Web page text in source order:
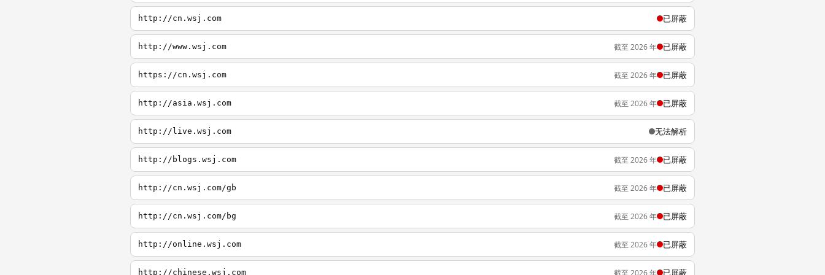
http://cn.wsj.com 已屏蔽
http://www.wsj.com 截至 2026 年 已屏蔽
https://cn.wsj.com 截至 2026 年 已屏蔽
http://asia.wsj.com 截至 2026 年 已屏蔽
http://live.wsj.com 无法解析
http://blogs.wsj.com 截至 2026 年 已屏蔽
http://cn.wsj.com/gb 截至 2026 年 已屏蔽
http://cn.wsj.com/bg 截至 2026 年 已屏蔽
http://online.wsj.com 截至 2026 年 已屏蔽
http://chinese.wsj.com 截至 2026 年 已屏蔽